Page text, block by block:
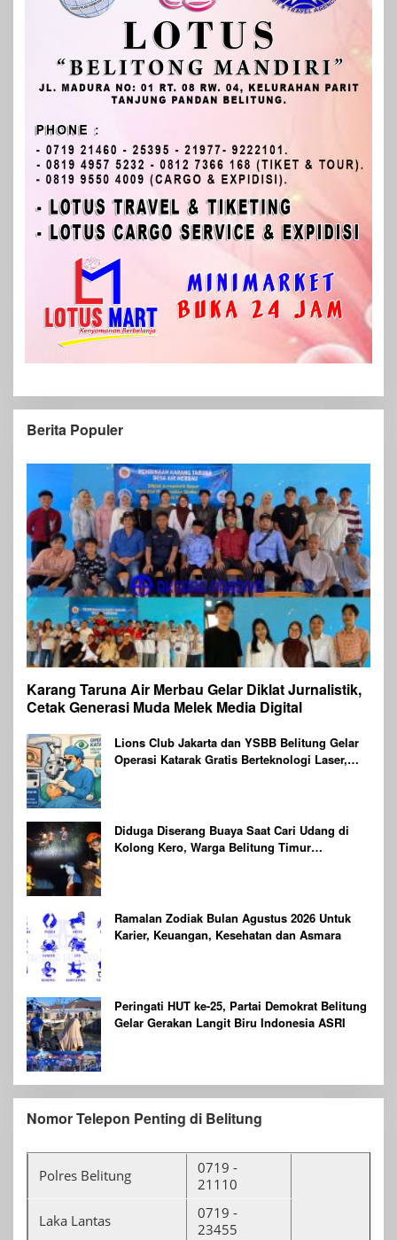
Berita Populer
Karang Taruna Air Merbau Gelar Diklat Jurnalistik,
Cetak Generasi Muda Melek Media Digital
Lions Club Jakarta dan YSBB Belitung Gelar
Operasi Katarak Gratis Berteknologi Laser,
Diduga Diserang Buaya Saat Cari Udang di
Kolong Kero, Warga Belitung Timur
Ramalan Zodiak Bulan Agustus 2026 Untuk
Karier, Keuangan, Kesehatan dan Asmara
Peringati HUT ke-25, Partai Demokrat Belitung
Gelar Gerakan Langit Biru Indonesia ASRI
Nomor Telepon Penting di Belitung
Polres Belitung
0719 -
21110
Laka Lantas
0719 -
23455